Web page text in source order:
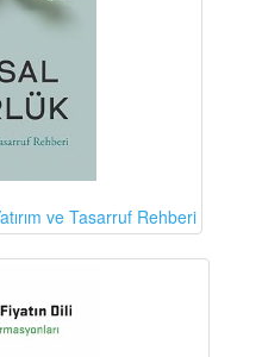
ve Tasarruf Rehberi